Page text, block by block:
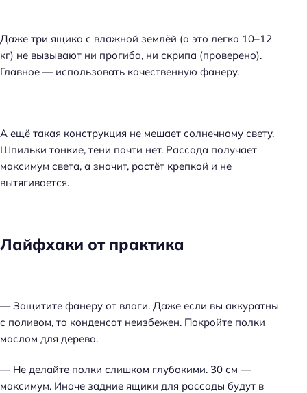
Даже три ящика с влажной землёй (а это легко 10–12
кг) не вызывают ни прогиба, ни скрипа (проверено).
Главное — использовать качественную фанеру.
А ещё такая конструкция не мешает солнечному свету.
Шпильки тонкие, тени почти нет. Рассада получает
максимум света, а значит, растёт крепкой и не
вытягивается.
Лайфхаки от практика
— Защитите фанеру от влаги. Даже если вы аккуратны
с поливом, то конденсат неизбежен. Покройте полки
маслом для дерева.
— Не делайте полки слишком глубокими. 30 см —
максимум. Иначе задние ящики для рассады будут в